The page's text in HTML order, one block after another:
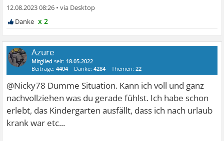
12.08.2023 08:26 •
x 2
Azure
Mitglied seit: 18.05.2022
Beiträge:4404 Danke:4284 Themen:22
@Nicky78 Dumme Situation. Kann ich voll und ganz
nachvollziehen was du gerade fühlst. Ich habe schon
erlebt, das Kindergarten ausfällt, dass ich nach urlaub
krank war etc...